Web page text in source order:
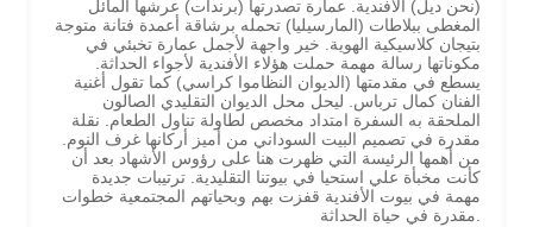
(نحن ديل) الأفندية. عمارة تصدرتها (برندات) عرشها المائل
المغطى ببلاطات (المارسيليا) تحمله برشاقة أعمدة فتانة متوجة
بتيجان كلاسيكية الهوية. خير واجهة لأجمل عمارة تخبئي في
مكوناتها رسالة مهمة حملت هؤلاء الأفندية لأجواء الحداثة.
يسطع في مقدمتها (الديوان النظاموا كراسي) كما تقول أغنية
الفنان كمال ترباس. ليحل محل الديوان التقليدي الصالون
الملحقة به السفرة امتداد مخصص لطاولة تناول الطعام. نقلة
مقدرة في تصميم البيت السوداني من أميز أركانها غرف النوم.
من أهمها الرئيسة التي ظهرت هنا على رؤوس الأشهاد بعد أن
كأنت مخبأة علي استحيا في بيوتنا التقليدية. ترتيبات جديدة
مهمة في بيوت الأفندية قفزت بهم وبحياتهم المجتمعية خطوات
مقدرة في حياة الحداثة.